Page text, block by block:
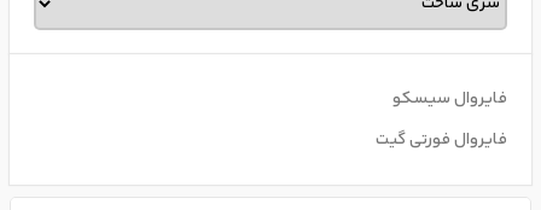
فایروال سیسکو
فایروال فورتی گیت